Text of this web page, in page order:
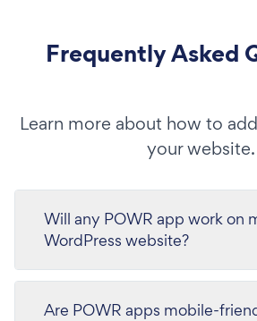
Frequently Asked
Learn more about how to
your website.
Will any POWR app work on
WordPress website?
Are POWR apps mobile-